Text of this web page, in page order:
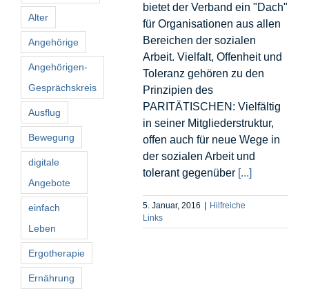
bietet der Verband ein "Dach"
für Organisationen aus allen
Bereichen der sozialen
Arbeit. Vielfalt, Offenheit und
Toleranz gehören zu den
Prinzipien des
PARITÄTISCHEN: Vielfältig
in seiner Mitgliederstruktur,
offen auch für neue Wege in
der sozialen Arbeit und
tolerant gegenüber [...]
5. Januar, 2016 | Hilfreiche
Links
Alter
Angehörige
Angehörigen-
Gesprächskreis
Ausflug
Bewegung
digitale
Angebote
einfach
Leben
Ergotherapie
Ernährung